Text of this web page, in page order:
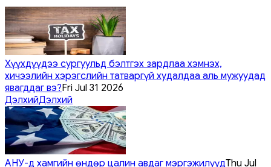
Хүүхдүүдээ сургуульд бэлтгэх зардлаа хэмнэх,
хичээлийн хэрэгслийн татваргүй худалдаа аль мужуудад
явагддаг вэ?Fri Jul 31 2026
ДэлхийДэлхий
АНУ-д хамгийн өндөр цалин авдаг мэргэжилүүдThu Jul